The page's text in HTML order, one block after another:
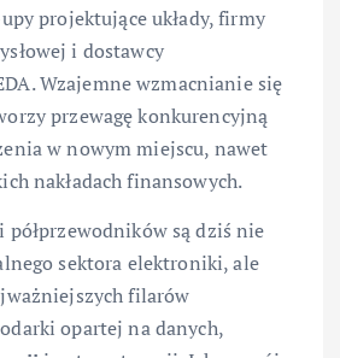
projektujące układy, firmy
i dostawcy
Wzajemne wzmacnianie się
przewagę konkurencyjną
w nowym miejscu, nawet
nakładach finansowych.
półprzewodników są dziś nie
sektora elektroniki, ale
filarów
opartej na danych,